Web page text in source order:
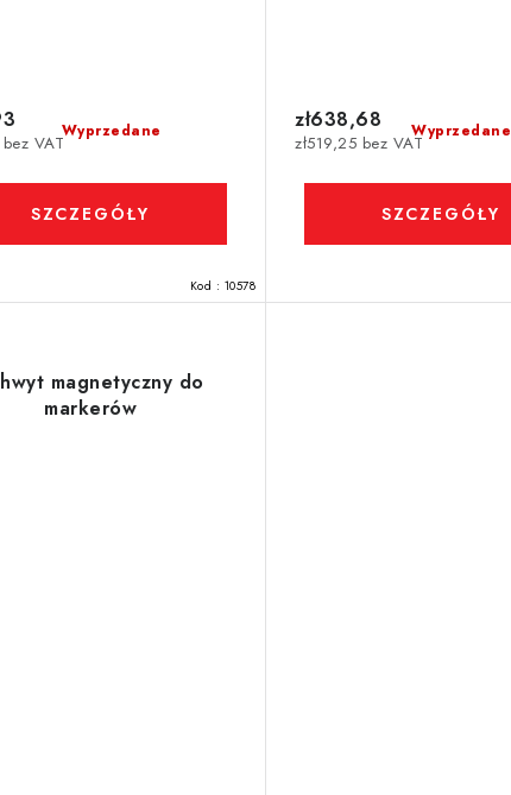
Wyprzedane
VAT
SZCZEGÓŁY
Kod : 10578
Wyprzedane
zł519,25 bez VAT
zł638,68
SZCZEGÓŁY
magnetyczny do
markerów